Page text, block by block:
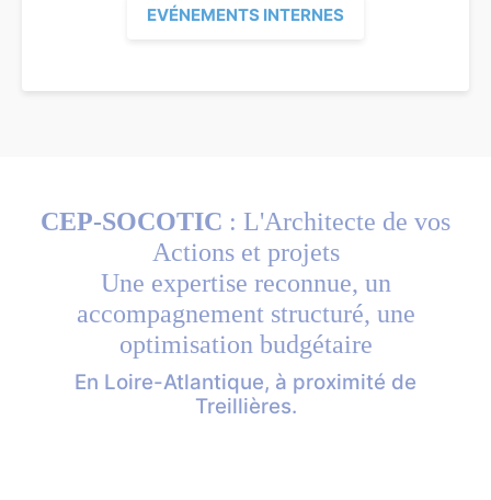
EVÉNEMENTS INTERNES
CEP-SOCOTIC : L'Architecte de vos
Actions et projets
Une expertise reconnue, un
accompagnement structuré, une
optimisation budgétaire
En Loire-Atlantique, à proximité de
Treillières.